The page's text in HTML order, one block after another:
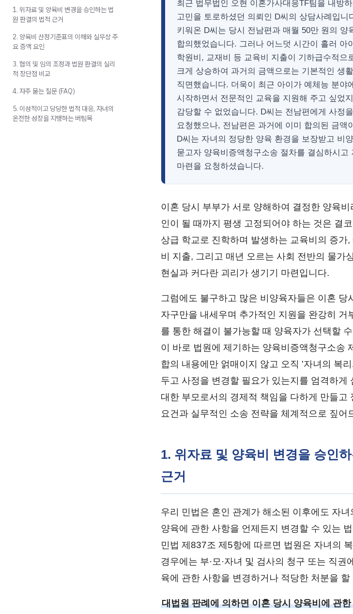
최근 법무법인 오현 이혼가사대응TF팀을 내방
고민을 토로하셨던 의뢰인 D씨의 상담사례입니
키워온 D씨는 당시 전남편과 매월 50만 원의 양
합의했었습니다. 그러나 어느덧 시간이 흘러 아
학원비, 교재비 등 교육비 지출이 기하급수적으
크게 상승하여 과거의 금액으로는 기본적인 생
직면했습니다. 더욱이 최근 아이가 예체능 분야
시작하면서 전문적인 교육을 지원해 주고 싶었
감당할 수 없었습니다. D씨는 전남편에게 사정
요청했으나, 전남편은 과거에 이미 합의된 금액
D씨는 자녀의 정당한 양육 환경을 보장받고 비
묻고자 양육비증액청구소송 절차를 결심하시
마련을 요청하셨습니다.
이혼 당시 부부가 서로 양해하여 결정한 양육
인이 될 때까지 평생 고정되어야 하는 것은 결
상급 학교로 진학하며 발생하는 교육비의 증가
비 지출, 그리고 매년 오르는 사회 전반의 물가
현실과 커다란 괴리가 생기기 마련입니다.
그럼에도 불구하고 많은 비양육자들은 이혼 당
자구만을 내세우며 추가적인 지원을 완강히 거
를 통한 해결이 불가능할 때 양육자가 선택할
이 바로 법원에 제기하는 양육비증액청구소송
합의 내용에만 얽매이지 않고 오직 '자녀의 복
두고 사정을 변경할 필요가 있는지를 엄격하게
대한 부모로서의 경제적 책임을 다하게 만들고
요건과 실무적인 소송 전략을 체계적으로 짚어
1. 위자료 및 양육비 변경을 승인
근거
우리 민법은 혼인 관계가 해소된 이후에도 자
양육에 관한 사항을 언제든지 변경할 수 있는
민법 제837조 제5항에 따르면 법원은 자녀의
경우에는 부·모·자녀 및 검사의 청구 또는 직
육에 관한 사항을 변경하거나 적당한 처분을
대법원 판례에 의하면 이혼 당시 양육비에 관
1. 위자료 및 양육비 변경을 승인하는 법
원 판결의 법적 근거
2. 양육비 산정기준표의 이해와 실무상 주
요 증액 요인
3. 협의 및 임의 조정과 법원 판결의 실리
적 장단점 비교
4. 자주 묻는 질문 (FAQ)
5. 이성적이고 당당한 법적 대응, 자녀의
온전한 성장을 지탱하는 버팀목